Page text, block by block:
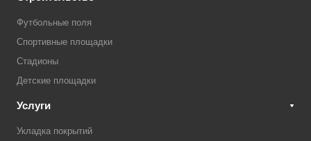
Футбольные поля
Спортивные площадки
Стадионы
Детские площадки
Услуги
Укладка покрытий